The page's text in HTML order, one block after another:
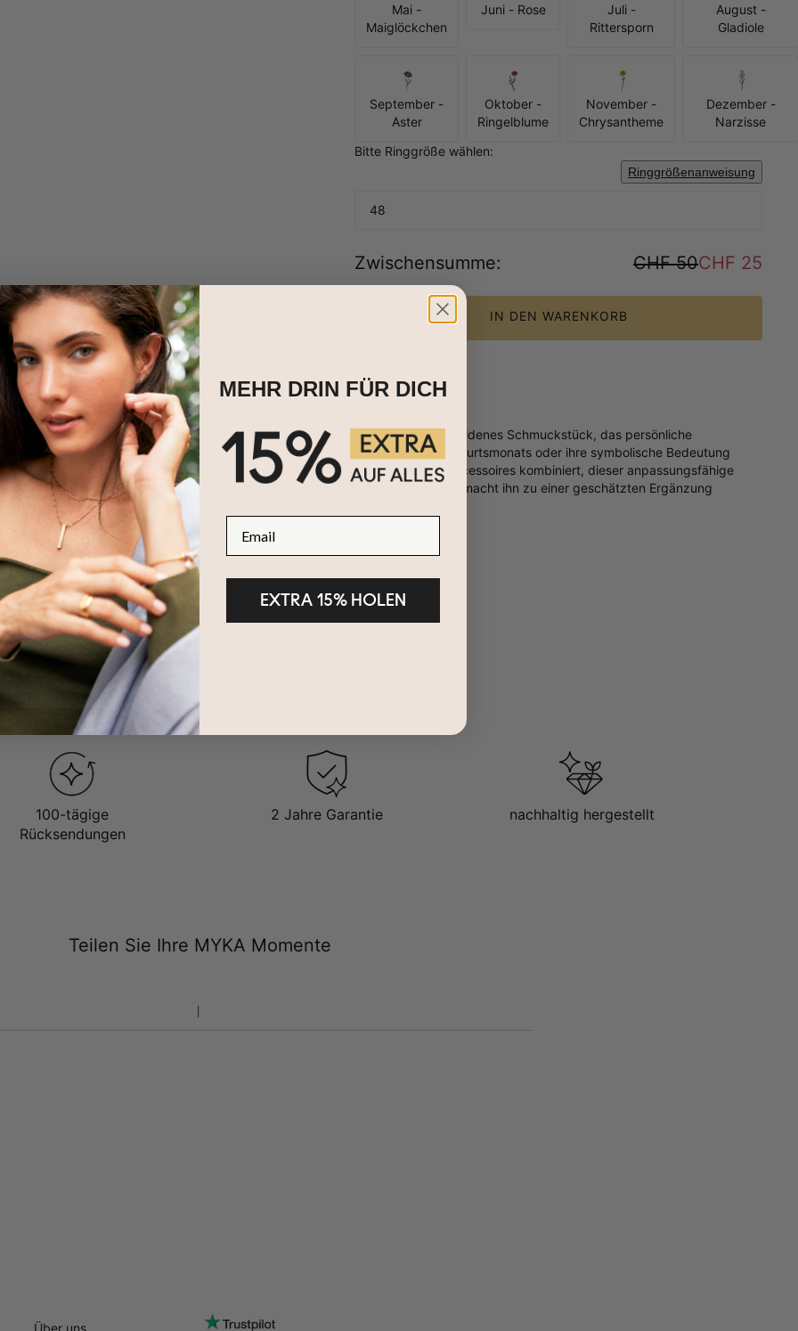
Mai -
Maiglöckchen
Juni - Rose
Juli -
Rittersporn
August -
Gladiole
September -
Aster
Oktober -
Ringelblume
November -
Chrysantheme
Dezember -
Narzisse
Bitte Ringgröße wählen:
Ringgrößenanweisung
48
Zwischensumme: CHF 50CHF 25
IN DEN WARENKORB
in die Eleganz unseres Prärie Siegelrings mit Geburtsblume für Frauen - ein goldenes Schmuckstück, das persönliche
Wählen Sie Ihre Geburtsblume zur Gravur, die die Essenz Ihres Geburtsmonats oder ihre symbolische Bedeutung
alleine als funkelndes Statement-Stück getragen oder mit Ihren Lieblingsaccessoires kombiniert, dieser anpassungsfähige
des Sommerglanzes und die Anziehungskraft der Individualität ein und macht ihn zu einer geschätzten Ergänzung
750er Gold-Vermeil
1 Geburtsblume
100-tägige
Rücksendungen
2 Jahre Garantie nachhaltig hergestellt
Teilen Sie Ihre MYKA Momente
Über uns
MEHR DRIN FÜR DICH
EXTRA 15% HOLEN